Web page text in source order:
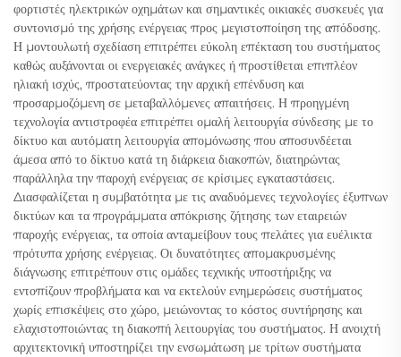
φορτιστές ηλεκτρικών οχημάτων και σημαντικές οικιακές συσκευές για
συντονισμό της χρήσης ενέργειας προς μεγιστοποίηση της απόδοσης.
Η μοντουλωτή σχεδίαση επιτρέπει εύκολη επέκταση του συστήματος
καθώς αυξάνονται οι ενεργειακές ανάγκες ή προστίθεται επιπλέον
ηλιακή ισχύς, προστατεύοντας την αρχική επένδυση και
προσαρμοζόμενη σε μεταβαλλόμενες απαιτήσεις. Η προηγμένη
τεχνολογία αντιστροφέα επιτρέπει ομαλή λειτουργία σύνδεσης με το
δίκτυο και αυτόματη λειτουργία απομόνωσης που αποσυνδέεται
άμεσα από το δίκτυο κατά τη διάρκεια διακοπών, διατηρώντας
παράλληλα την παροχή ενέργειας σε κρίσιμες εγκαταστάσεις.
Διασφαλίζεται η συμβατότητα με τις αναδυόμενες τεχνολογίες έξυπνων
δικτύων και τα προγράμματα απόκρισης ζήτησης των εταιρειών
παροχής ενέργειας, τα οποία ανταμείβουν τους πελάτες για ευέλικτα
πρότυπα χρήσης ενέργειας. Οι δυνατότητες απομακρυσμένης
διάγνωσης επιτρέπουν στις ομάδες τεχνικής υποστήριξης να
εντοπίζουν προβλήματα και να εκτελούν ενημερώσεις συστήματος
χωρίς επισκέψεις στο χώρο, μειώνοντας το κόστος συντήρησης και
ελαχιστοποιώντας τη διακοπή λειτουργίας του συστήματος. Η ανοιχτή
αρχιτεκτονική υποστηρίζει την ενσωμάτωση με τρίτων συστήματα